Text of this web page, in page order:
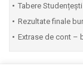
Tabere
Rezultate finale
Extrase de cont –